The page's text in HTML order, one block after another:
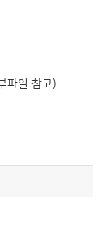
파일 참고)